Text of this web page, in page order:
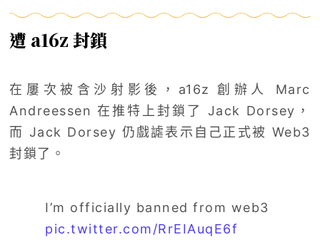
遭 a16z 封鎖
在屢次被含沙射影後，a16z 創辦人 Marc
Andreessen 在推特上封鎖了 Jack Dorsey，
而 Jack Dorsey 仍戲謔表示自己正式被 Web3
封鎖了。
I’m officially banned from web3
pic.twitter.com/RrEIAuqE6f